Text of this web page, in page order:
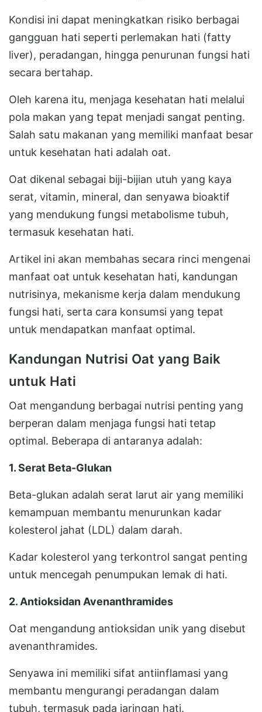
Kondisi ini dapat meningkatkan risiko berbagai
gangguan hati seperti perlemakan hati (fatty
liver), peradangan, hingga penurunan fungsi hati
secara bertahap.
Oleh karena itu, menjaga kesehatan hati melalui
pola makan yang tepat menjadi sangat penting.
Salah satu makanan yang memiliki manfaat besar
untuk kesehatan hati adalah oat.
Oat dikenal sebagai biji-bijian utuh yang kaya
serat, vitamin, mineral, dan senyawa bioaktif
yang mendukung fungsi metabolisme tubuh,
termasuk kesehatan hati.
Artikel ini akan membahas secara rinci mengenai
manfaat oat untuk kesehatan hati, kandungan
nutrisinya, mekanisme kerja dalam mendukung
fungsi hati, serta cara konsumsi yang tepat
untuk mendapatkan manfaat optimal.
Kandungan Nutrisi Oat yang Baik
untuk Hati
Oat mengandung berbagai nutrisi penting yang
berperan dalam menjaga fungsi hati tetap
optimal. Beberapa di antaranya adalah:
1. Serat Beta-Glukan
Beta-glukan adalah serat larut air yang memiliki
kemampuan membantu menurunkan kadar
kolesterol jahat (LDL) dalam darah.
Kadar kolesterol yang terkontrol sangat penting
untuk mencegah penumpukan lemak di hati.
2. Antioksidan Avenanthramides
Oat mengandung antioksidan unik yang disebut
avenanthramides.
Senyawa ini memiliki sifat antiinflamasi yang
membantu mengurangi peradangan dalam
tubuh, termasuk pada jaringan hati.